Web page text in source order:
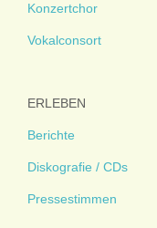
Konzertchor
Vokalconsort
ERLEBEN
Berichte
Diskografie / CDs
Pressestimmen